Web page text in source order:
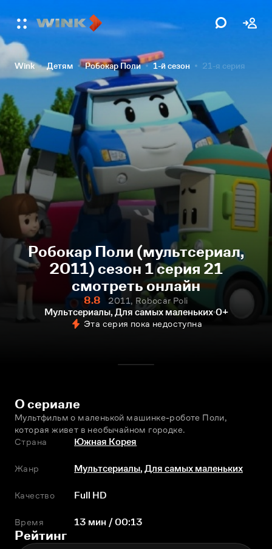
Wink Детям Робокар Поли 1-й сезон 21-я серия
Робокар Поли (мультсериал,
2011) сезон 1 серия 21
смотреть онлайн
8.8
2011, Robocar Poli
Мультсериалы, Для самых маленьких 0+
Эта серия пока недоступна
О сериале
Мультфильм о маленькой машинке-роботе Поли,
которая живeт в необычайном городке.
Страна
Южная Корея
Жанр Мультсериалы,Для самых маленьких
Качество Full HD
Время 13 мин / 00:13
Рейтинг